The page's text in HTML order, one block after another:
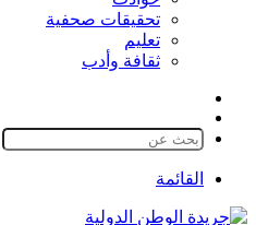
تحقيقات صحفية
تعليم
ثقافة وأدب
المظلم
القائمة